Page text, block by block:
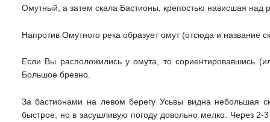
Омутный, а затем скала Бастионы, крепостью нависшая над
Напротив Омутного река образует омут (отсюда и название
Если Вы расположились у омута, то сориентировавшись
Большое бревно.
За бастионами на левом берегу Усьвы видна небольшая
быстрое, но в засушливую погоду довольно мелко. Через